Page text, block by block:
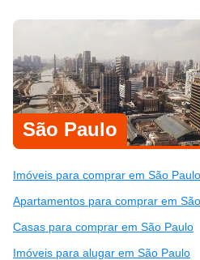
São Paulo
Imóveis para comprar em São Paulo
Apartamentos para comprar em
Casas para comprar em São Paulo
Imóveis para alugar em São Paulo